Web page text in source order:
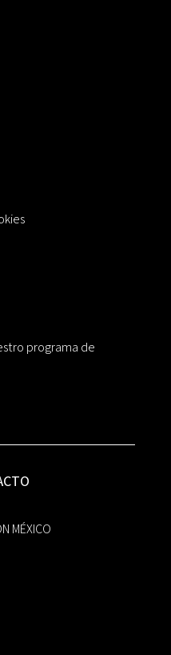
programa de
MÉXICO